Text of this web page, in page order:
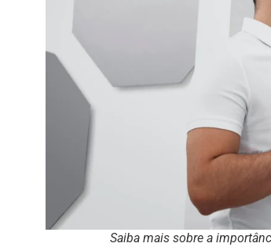
Saiba mais sobre a